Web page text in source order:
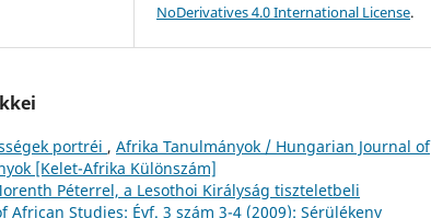
NoDerivatives 4.0 International License.
portréi , Afrika Tanulmányok / Hungarian Journal of
[Kelet-Afrika Különszám]
Péterrel, a Lesothoi Királyság tiszteletbeli
Studies: Évf. 3 szám 3-4 (2009): Sérülékeny